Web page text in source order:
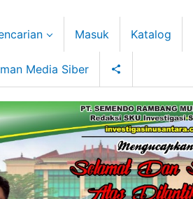
Masuk Katalog
Media Siber